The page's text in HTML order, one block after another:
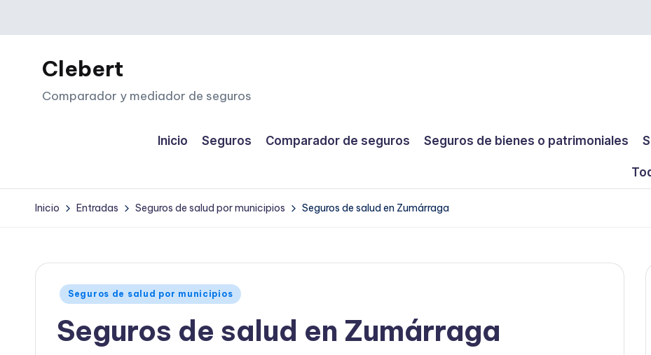
Saltar
contenidoClebert
Comparador y mediador de seguros
Inicio Seguros Comparador de seguros Seguros de bienes o patrimoniales
Inicio Entradas Seguros de salud por municipios Seguros de salud en Zumárraga
Publicado
Seguros de salud por municipios
Seguros de salud en Zumárraga